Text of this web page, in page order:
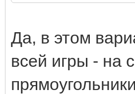
Да, в этом
всей игры - на